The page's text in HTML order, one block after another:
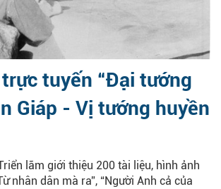
tuyến “Đại tướng
Giáp - Vị tướng huyền
lãm giới thiệu 200 tài liệu, hình ảnh
nhân dân mà ra”, “Người Anh cả của